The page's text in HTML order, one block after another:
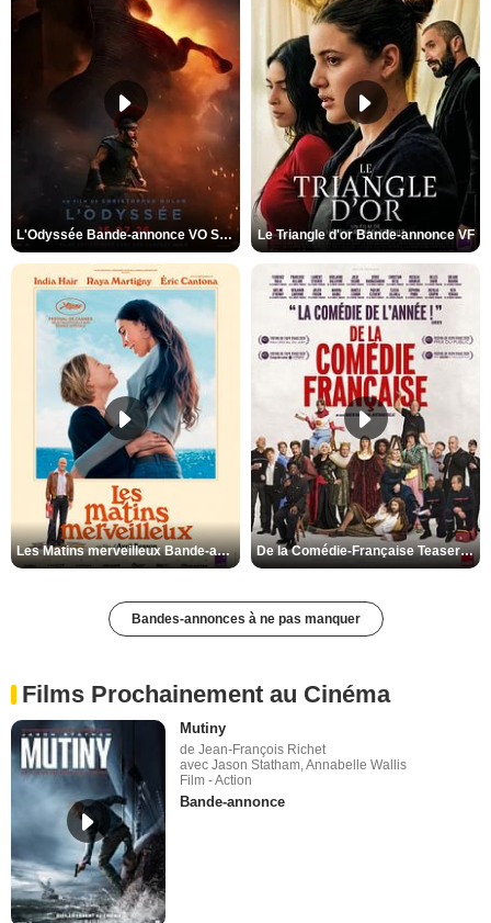
L'Odyssée Bande-annonce VO STFR Le Triangle d'or Bande-annonce VF
Les Matins merveilleux Bande-annonce VF De la Comédie-Française Teaser VF
Bandes-annonces à ne pas manquer
Films Prochainement au Cinéma
Mutiny
de Jean-François Richet
avec Jason Statham, Annabelle Wallis
Film - Action
Bande-annonce